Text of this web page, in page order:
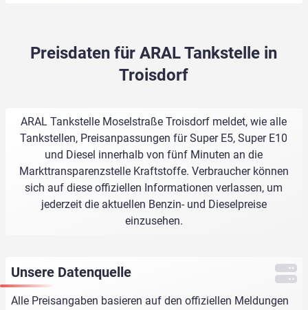
Preisdaten für ARAL Tankstelle in
Troisdorf
ARAL Tankstelle Moselstraße Troisdorf meldet, wie alle
Tankstellen, Preisanpassungen für Super E5, Super E10
und Diesel innerhalb von fünf Minuten an die
Markttransparenzstelle Kraftstoffe. Verbraucher können
sich auf diese offiziellen Informationen verlassen, um
jederzeit die aktuellen Benzin- und Dieselpreise
einzusehen.
Unsere Datenquelle
Alle Preisangaben basieren auf den offiziellen Meldungen